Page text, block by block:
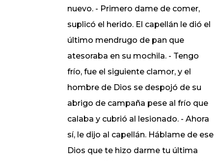
nuevo. - Primero dame de comer,
suplicó el herido. El capellán le dió el
último mendrugo de pan que
atesoraba en su mochila. - Tengo
frío, fue el siguiente clamor, y el
hombre de Dios se despojó de su
abrigo de campaña pese al frío que
calaba y cubrió al lesionado. - Ahora
sí, le dijo al capellán. Háblame de ese
Dios que te hizo darme tu última